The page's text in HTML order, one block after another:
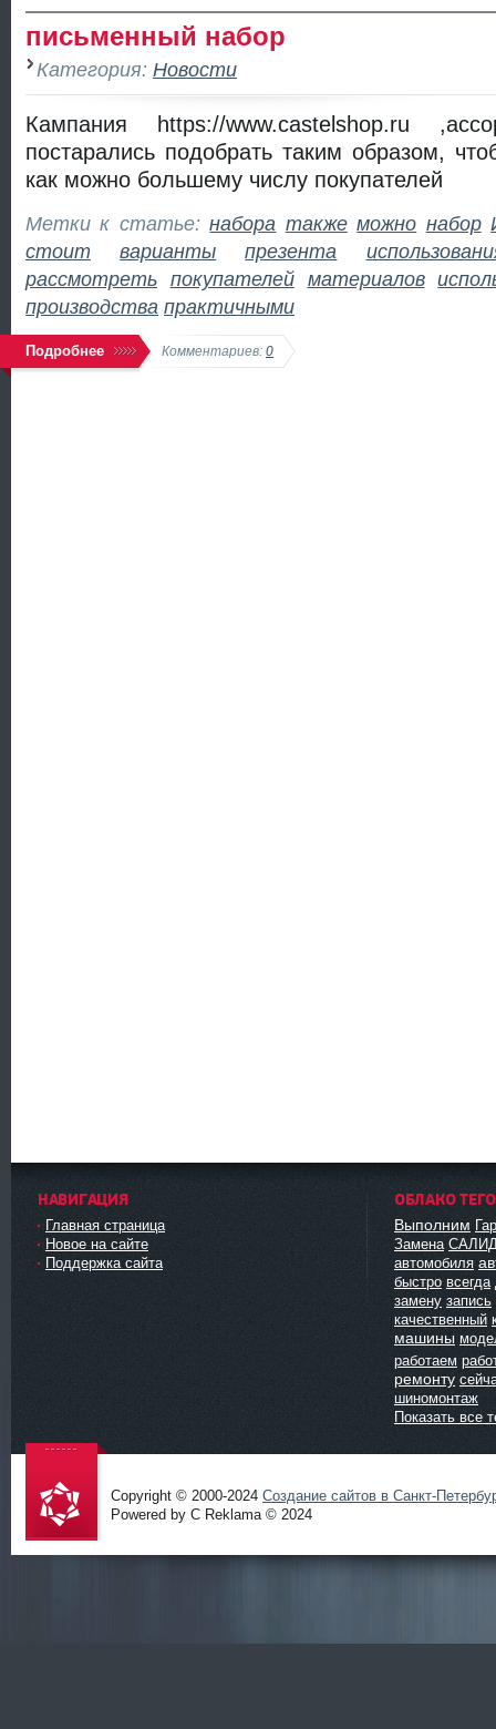
письменный набор
Категория: Новости
Кампания https://www.castelshop.ru
постарались подобрать таким образом,
как можно большему числу покупателей
Метки к статье:набора также можно набор
стоит
варианты презента
рассмотреть покупателей материалов
производства практичными
Подробнее Комментариев: 0
НАВИГАЦИЯ
Главная страница
Новое на сайте
Поддержка сайта
ОБЛАКО
Выполним
Замена
автомобиля
быстро всегда
замену запись
качественный
машины
работаем
ремонту
шиномонтаж
Показать все
Проект
Copyright © 2000-2024 Создание сайтов в Санкт-
Powered by C Reklama © 2024